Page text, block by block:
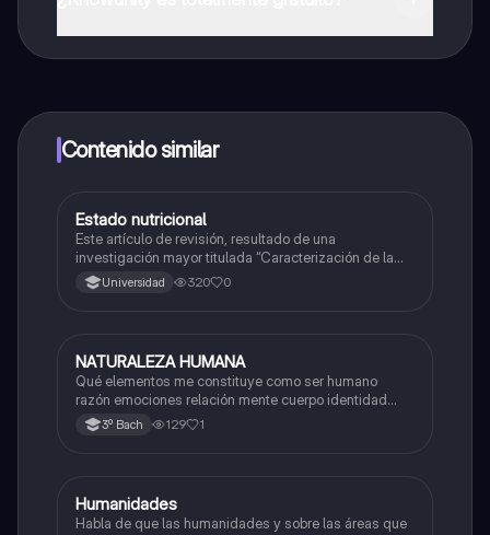
a determinadas funciones.
Contenido similar
Metodología de la investigación
Estado nutricional
Este artículo de revisión, resultado de una
investigación mayor titulada “Caracterización de la
seguridad alimentaria y nutricional en menores que
cursan su primera infancia”.
Universidad 320 0
Filosofía
NATURALEZA HUMANA
Qué elementos me constituye como ser humano
razón emociones relación mente cuerpo identidad
personal y sociedad
3º Bach 129 1
Historia
Humanidades
Habla de que las humanidades y sobre las áreas que